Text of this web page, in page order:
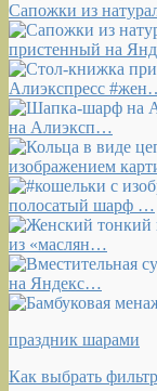
Сапожки из
пристенный на
Алиэкспресс
на Алиэксп…
изображением
полосатый шарф …
из «маслян…
на Яндекс…
праздник шарами
Как выбрать